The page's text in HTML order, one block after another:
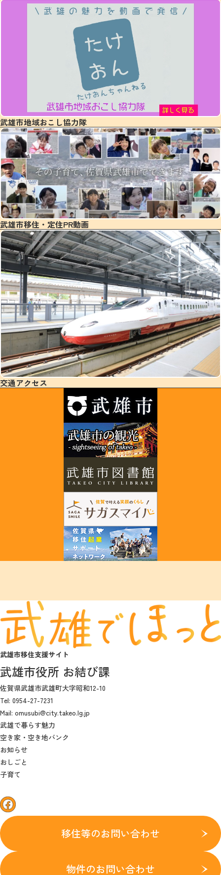
武雄市地域おこし協力隊
武雄市移住・定住PR動画
交通アクセス
武雄市移住支援サイト
武雄市役所 お結び課
佐賀県武雄市武雄町大字昭和12-10
Tel: 0954-27-7231
Mail: omusubi@city.takeo.lg.jp
武雄で暮らす魅力
空き家・空き地バンク
お知らせ
おしごと
子育て
facebook
移住等のお問い合わせ
物件のお問い合わせ